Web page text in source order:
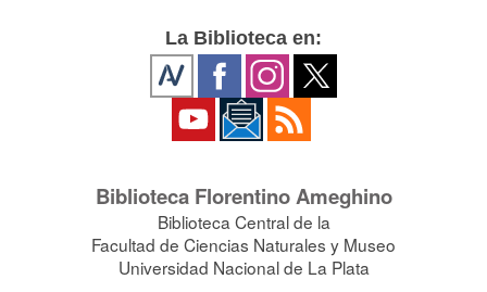
La Biblioteca en:
Biblioteca Florentino Ameghino
Biblioteca Central de la
Facultad de Ciencias Naturales y Museo
Universidad Nacional de La Plata